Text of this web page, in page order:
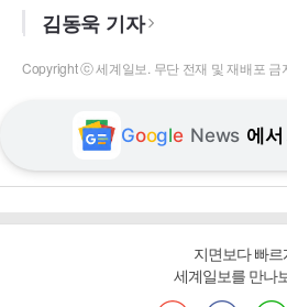
김동욱 기자
Copyright ⓒ 세계일보. 무단 전재 및 재배포 금
Google News 에
지면보다 빠르
세계일보를 만나